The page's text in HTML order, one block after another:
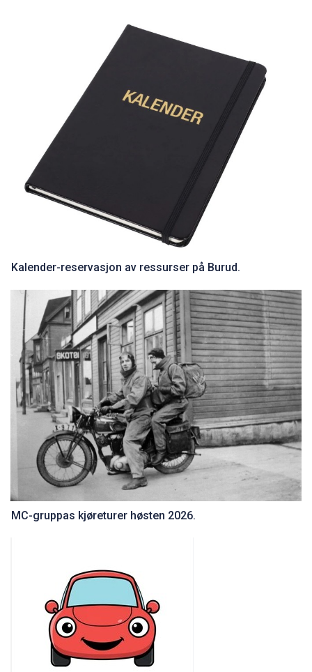
Kalender-reservasjon av ressurser på Burud.
MC-gruppas kjøreturer høsten 2026.